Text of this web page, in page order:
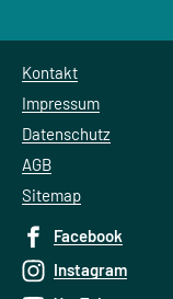
Kontakt
Impressum
Datenschutz
AGB
Sitemap
Facebook
Instagram